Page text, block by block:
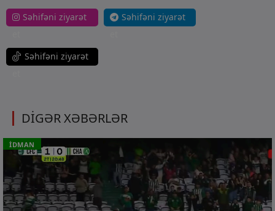
Səhifəni ziyarət
Səhifəni ziyarət
Səhifəni ziyarət
DİGƏR XƏBƏRLƏR
İDMAN